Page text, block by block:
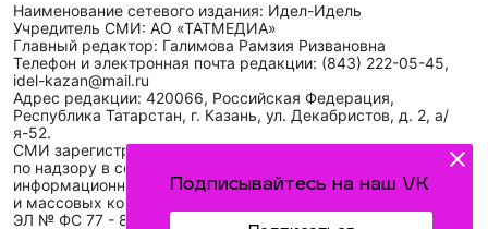
Подписывайтесь на наш VK
Наименование сетевого издания: Идел-Идель
Учредитель СМИ: АО «ТАТМЕДИА»
Главный редактор: Галимова Рамзия Ризвановна
Телефон и электронная почта редакции: (843) 222-05-45,
idel-kazan@mail.ru
Адрес редакции: 420066, Российская Федерация,
Республика Татарстан, г. Казань, ул. Декабристов, д. 2, а/
я-52.
СМИ зарегистрировано Федеральной службой
по надзору в сфере связи,
информационных технологий
и массовых коммуникаций (Роскомнадзор)
ЭЛ № ФС 77 - 89431 от 14.05.2025